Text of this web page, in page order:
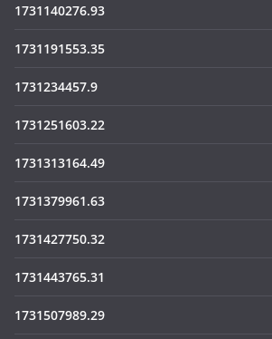
1731140276.93
1731191553.35
1731234457.9
1731251603.22
1731313164.49
1731379961.63
1731427750.32
1731443765.31
1731507989.29